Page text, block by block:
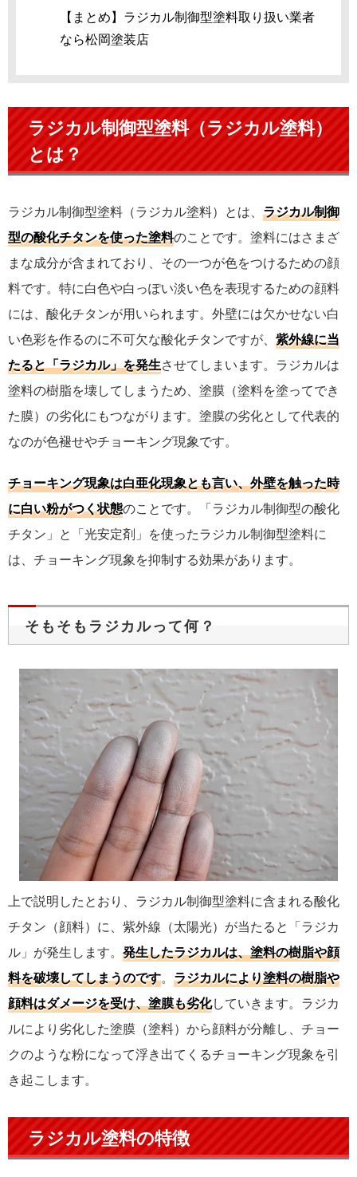
【まとめ】ラジカル制御型塗料取り扱い業者
なら松岡塗装店
ラジカル制御型塗料（ラジカル塗料）
とは？
ラジカル制御型塗料（ラジカル塗料）とは、 ラジカル制御
型の酸化チタンを使った塗料のことです。塗料にはさまざ
まな成分が含まれており、その一つが色をつけるための顔
料です。特に白色や白っぽい淡い色を表現するための顔料
には、酸化チタンが用いられます。外壁には欠かせない白
い色彩を作るのに不可欠な酸化チタンですが、 紫外線に当
たると「ラジカル」を発生させてしまいます。ラジカルは
塗料の樹脂を壊してしまうため、塗膜（塗料を塗ってでき
た膜）の劣化にもつながります。塗膜の劣化として代表的
なのが色褪せやチョーキング現象です。
チョーキング現象は白亜化現象とも言い、外壁を触った時
に白い粉がつく状態のことです。「ラジカル制御型の酸化
チタン」と「光安定剤」を使ったラジカル制御型塗料に
は、チョーキング現象を抑制する効果があります。
そもそもラジカルって何？
上で説明したとおり、ラジカル制御型塗料に含まれる酸化
チタン（顔料）に、紫外線（太陽光）が当たると「ラジカ
ル」が発生します。 発生したラジカルは、塗料の樹脂や顔
料を破壊してしまうのです。 ラジカルにより塗料の樹脂や
顔料はダメージを受け、塗膜も劣化していきます。ラジカ
ルにより劣化した塗膜（塗料）から顔料が分離し、チョー
クのような粉になって浮き出てくるチョーキング現象を引
き起こします。
ラジカル塗料の特徴